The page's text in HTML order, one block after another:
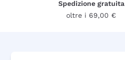
Spedizione gratuita
oltre i 69,00 €